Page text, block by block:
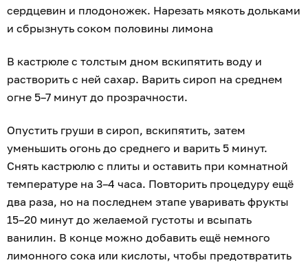
сердцевин и плодоножек. Нарезать мякоть дольками
и сбрызнуть соком половины лимона
В кастрюле с толстым дном вскипятить воду и
растворить с ней сахар. Варить сироп на среднем
огне 5–7 минут до прозрачности.
Опустить груши в сироп, вскипятить, затем
уменьшить огонь до среднего и варить 5 минут.
Снять кастрюлю с плиты и оставить при комнатной
температуре на 3–4 часа. Повторить процедуру ещё
два раза, но на последнем этапе уваривать фрукты
15–20 минут до желаемой густоты и всыпать
ванилин. В конце можно добавить ещё немного
лимонного сока или кислоты, чтобы предотвратить